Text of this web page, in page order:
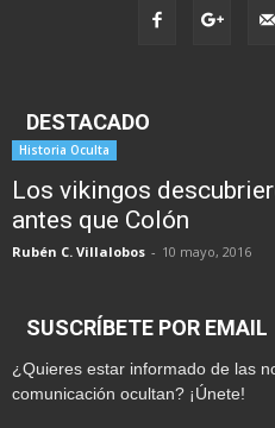
DESTACADO
Historia Oculta
Los vikingos
antes que Colón
Rubén C. Villalobos - 10 mayo, 2016
SUSCRÍBETE POR EMAIL
¿Quieres estar informado de las
comunicación ocultan? ¡Únete!